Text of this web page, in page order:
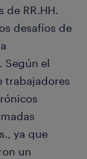
de RR.HH.
desafíos de
Según el
trabajadores
ya que
un